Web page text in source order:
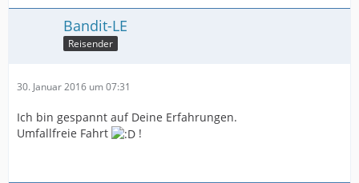
Bandit-LE
Reisender
30. Januar 2016 um 07:31
Ich bin gespannt auf Deine Erfahrungen.
Umfallfreie Fahrt
!